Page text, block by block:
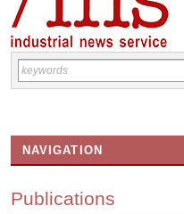
NAVIGATION
CONTACT US
Publications